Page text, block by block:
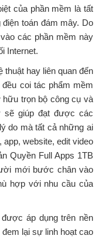
của phần mềm là tất
toán đám mây. Do
các phần mềm này
Internet.
hay liên quan đến
coi tác phẩm mềm
trọn bộ công cụ và
sẽ giúp đạt được các
do mà tất cả những ai
website, edit video
Quyền Full Apps 1TB
mới bước chân vào
hợp với nhu cầu của
áp dụng trên nền
lại sự linh hoạt cao